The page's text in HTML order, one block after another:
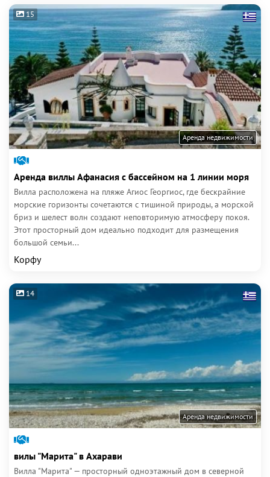
15
Аренда недвижимости
Аренда виллы Афанасия с бассейном на 1 линии моря
Вилла расположена на пляже Агиос Георгиос, где бескрайние
морские горизонты сочетаются с тишиной природы, а морской
бриз и шелест волн создают неповторимую атмосферу покоя.
Этот просторный дом идеально подходит для размещения
большой семьи...
Корфу
14
Аренда недвижимости
вилы "Марита" в Ахарави
Вилла "Марита" — просторный одноэтажный дом в северной